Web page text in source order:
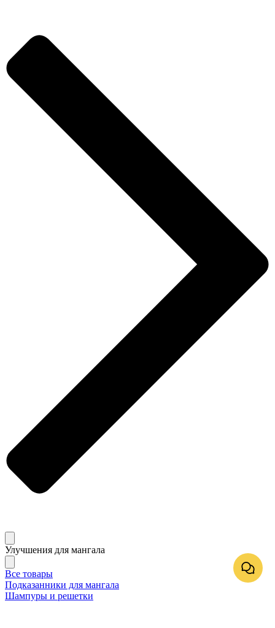
Улучшения для мангала
Все товары
Подказанники для мангала
Шампуры и решетки